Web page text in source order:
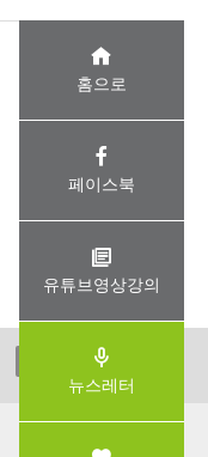
홈으로
페이스북
유튜브영상강의
뉴스레터